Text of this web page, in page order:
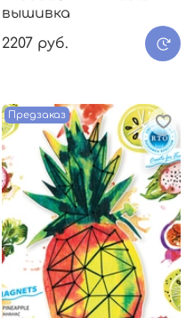
вышивка
2207 руб.
Предзаказ